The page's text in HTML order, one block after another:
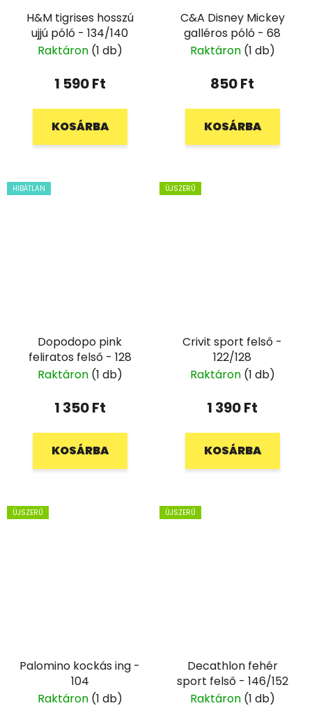
H&M tigrises hosszú
ujjú póló - 134/140
Raktáron (1 db)
1 590 Ft
KOSÁRBA
C&A Disney Mickey
galléros póló - 68
Raktáron (1 db)
850 Ft
KOSÁRBA
HIBÁTLAN
Dopodopo pink
feliratos felső - 128
Raktáron (1 db)
1 350 Ft
KOSÁRBA
ÚJSZERŰ
Crivit sport felső -
122/128
Raktáron (1 db)
1 390 Ft
KOSÁRBA
ÚJSZERŰ
Palomino kockás ing -
104
Raktáron (1 db)
ÚJSZERŰ
Decathlon fehér
sport felső - 146/152
Raktáron (1 db)